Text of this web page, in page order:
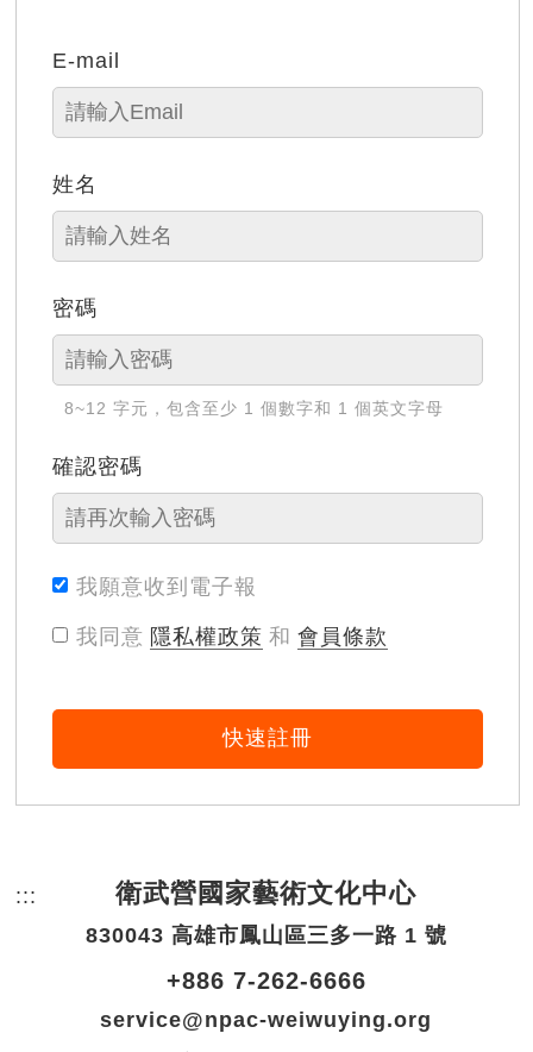
E-mail
姓名
密碼
8~12 字元，包含至少 1 個數字和 1 個英文字母
確認密碼
我願意收到電子報
我同意 隱私權政策 和 會員條款
快速註冊
::: 頁尾網站資訊。
衛武營國家藝術文化中心
830043 高雄市鳳山區三多一路 1 號
+886 7-262-6666
service@npac-weiwuying.org